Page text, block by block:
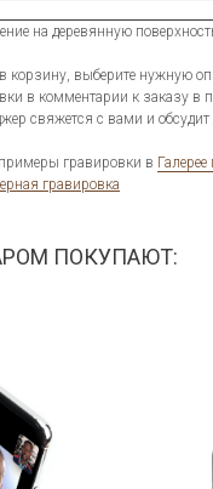
на деревянную
корзину, выберите нужную
в комментарии к заказу в
свяжется с вами и обсудит
гравировки в
гравировка
ПОКУПАЮТ: